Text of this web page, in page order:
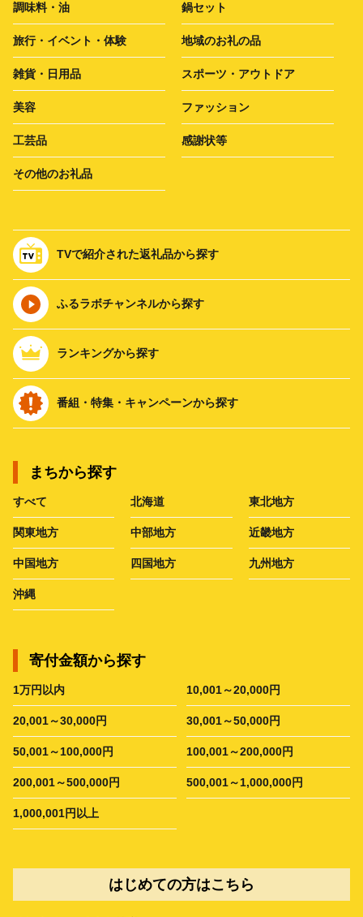
調味料・油 鍋セット
旅行・イベント・体験 地域のお礼の品
雑貨・日用品 スポーツ・アウトドア
美容 ファッション
工芸品 感謝状等
その他のお礼品
TVで紹介された返礼品から探す
ふるラボチャンネルから探す
ランキングから探す
番組・特集・キャンペーンから探す
まちから探す
すべて 北海道 東北地方
関東地方 中部地方 近畿地方
中国地方 四国地方 九州地方
沖縄
寄付金額から探す
1万円以内 10,001～20,000円
20,001～30,000円 30,001～50,000円
50,001～100,000円 100,001～200,000円
200,001～500,000円 500,001～1,000,000円
1,000,001円以上
はじめての方はこちら